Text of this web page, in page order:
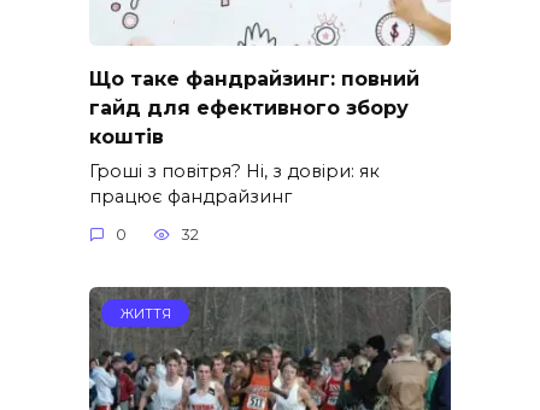
Що таке фандрайзинг: повний
гайд для ефективного збору
коштів
Гроші з повітря? Ні, з довіри: як
працює фандрайзинг
0 32
ЖИТТЯ